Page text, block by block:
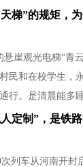
梯”的规矩，
崖观光电梯“青
民和在校学生，
行。是清晨能多
的释然，是放学
定制”，是铁
列车从河南开封